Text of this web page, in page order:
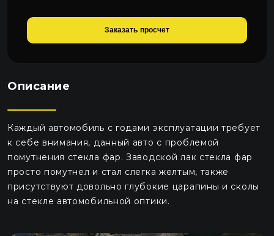
Заказать просчет
Описание
Каждый автомобиль с годами эксплуатации требует
к себе внимания, данный авто с проблемой
помутнения стекла фар. Заводской лак стекла фар
просто помутнел и стал слегка желтым, также
присутствуют довольно глубокие царапины и сколы
на стекле автомобильной оптики.